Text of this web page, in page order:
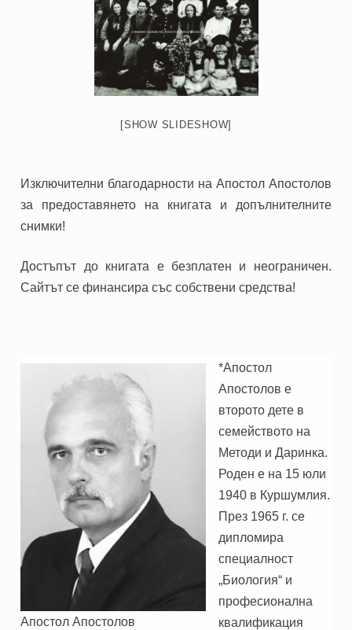
[SHOW SLIDESHOW]
Изключителни благодарности на Апостол Апостолов
за предоставянето на книгата и допълнителните
снимки!
Достъпът до книгата е безплатен и неограничен.
Сайтът се финансира със собствени средства!
Апостол Апостолов
*Апостол
Апостолов е
второто дете в
семейството на
Методи и Даринка.
Роден е на 15 юли
1940 в Куршумлия.
През 1965 г. се
дипломира
специалност
„Биология“ и
професионална
квалификация